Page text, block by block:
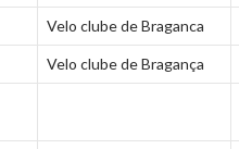
Velo clube de Braganca
Velo clube de Bragança